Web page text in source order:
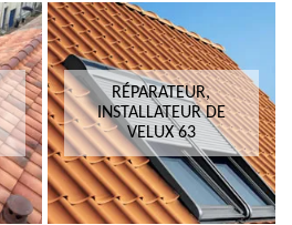
RÉPARATEUR,
INSTALLATEUR DE
VELUX 63